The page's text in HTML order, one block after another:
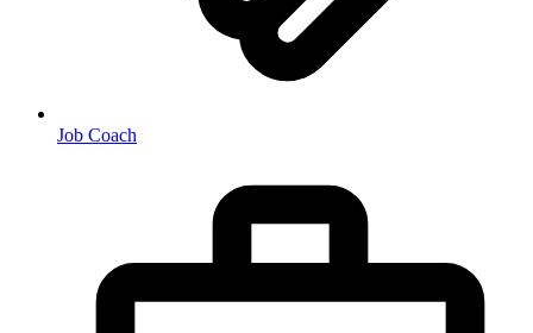
Job Coach